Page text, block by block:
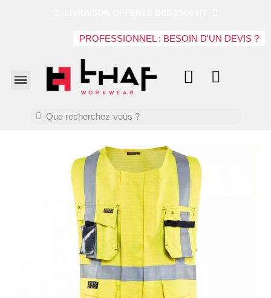
PROFESSIONNEL : BESOIN D'UN DEVIS ?